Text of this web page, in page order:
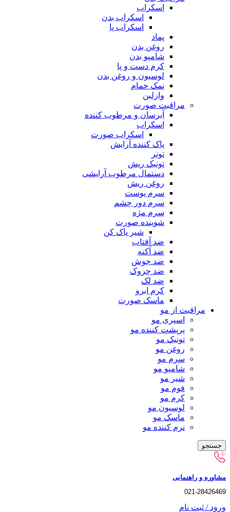
اسکراب
اسکراب بدن
اسکراب پا
پماد
روغن بدن
شامپو بدن
کرم دست و پا
لوسیون و روغن بدن
نمک حمام
وازلین
مراقبت صورت
آبرسان و مرطوب کننده
اسکراب
اسکراب صورت
پاک کننده آرایش
تونر
تونیک ریش
دستمال مرطوب آرایشی
روغن ریش
سرم پوست
سرم دور چشم
سرم مژه
شوینده صورت
شیر پاک کن
ضد آفتاب
ضد آکنه
ضد جوش
ضد چروک
ضد لک
کرم ابرو
ماسک صورت
مراقبت از مو
اسپری مو
پرپشت کننده مو
تونیک مو
روغن مو
سرم مو
شامپو مو
شیر مو
فوم مو
کرم مو
لوسیون مو
ماسک مو
نرم کننده مو
جستجو
مشاوره و راهنمایی
021-28426469
ورود / ثبت نام